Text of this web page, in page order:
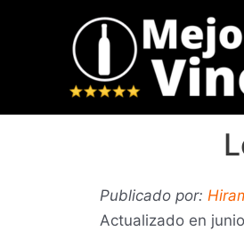
Publicado por:
Actualizado en